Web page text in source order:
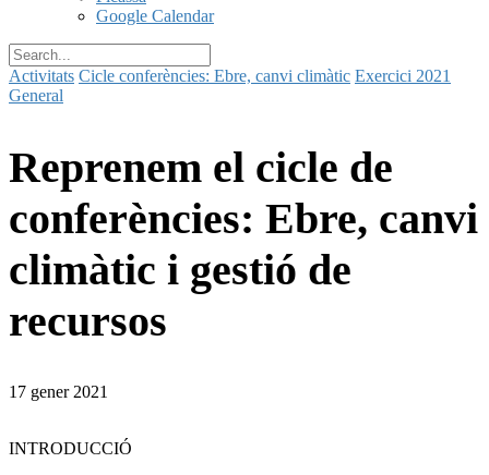
Google Calendar
Activitats Cicle conferències: Ebre, canvi climàtic Exercici 2021
General
Reprenem el cicle de
conferències: Ebre, canvi
climàtic i gestió de
recursos
17 gener 2021
INTRODUCCIÓ